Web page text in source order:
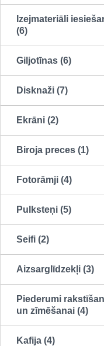
Izejmateriāli
(6)
Giljotīnas (6)
Disknaži (7)
Ekrāni (2)
Biroja preces (1)
Fotorāmji (4)
Pulksteņi (5)
Seifi (2)
Aizsarglīdzekļi (3)
Piederumi
un zīmēšanai (4)
Kafija (4)